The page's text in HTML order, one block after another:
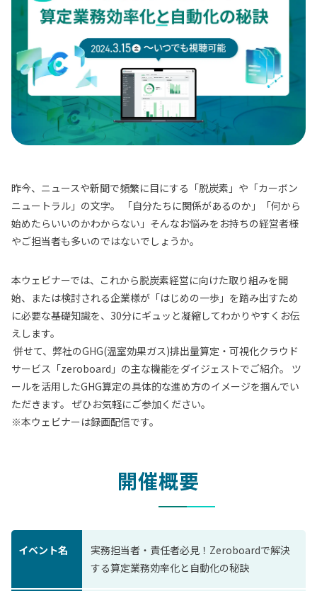
昨今、ニュースや新聞で頻繁に目にする「脱炭素」や「カーボン
ニュートラル」の文字。 「自分たちに関係があるのか」「何から
始めたらいいのかわからない」そんなお悩みをお持ちの経営者様
やご担当者も多いのではないでしょうか。
本ウェビナーでは、これから脱炭素経営に向けた取り組みを開
始、または検討される企業様が「はじめの一歩」を踏み出すため
に必要な基礎知識を、30分にギュッと凝縮してわかりやすくお伝
えします。
併せて、弊社のGHG(温室効果ガス)排出量算定・可視化クラウド
サービス「zeroboard」の主な機能をダイジェストでご紹介。 ツ
ールを活用したGHG算定の具体的な進め方のイメージを掴んでい
ただきます。 ぜひお気軽にご参加ください。
※本ウェビナーは録画配信です。
開催概要
イベント名
実務担当者・責任者必見！Zeroboardで解決
する算定業務効率化と自動化の秘訣